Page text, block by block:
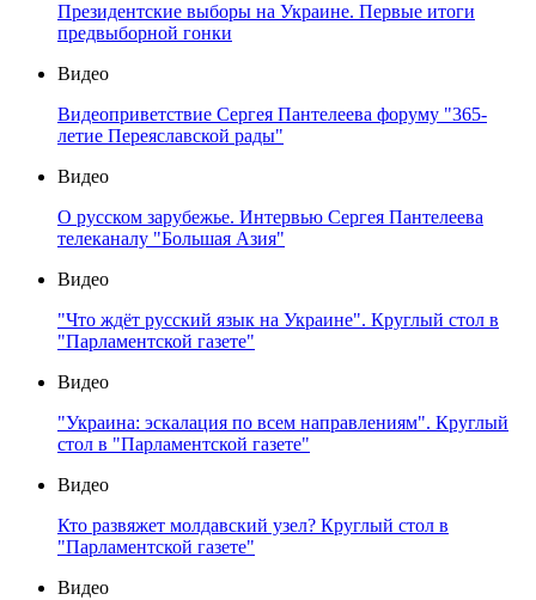
Президентские выборы на Украине. Первые итоги
предвыборной гонки
Видео
Видеоприветствие Сергея Пантелеева форуму "365-
летие Переяславской рады"
Видео
О русском зарубежье. Интервью Сергея Пантелеева
телеканалу "Большая Азия"
Видео
"Что ждёт русский язык на Украине". Круглый стол в
"Парламентской газете"
Видео
"Украина: эскалация по всем направлениям". Круглый
стол в "Парламентской газете"
Видео
Кто развяжет молдавский узел? Круглый стол в
"Парламентской газете"
Видео